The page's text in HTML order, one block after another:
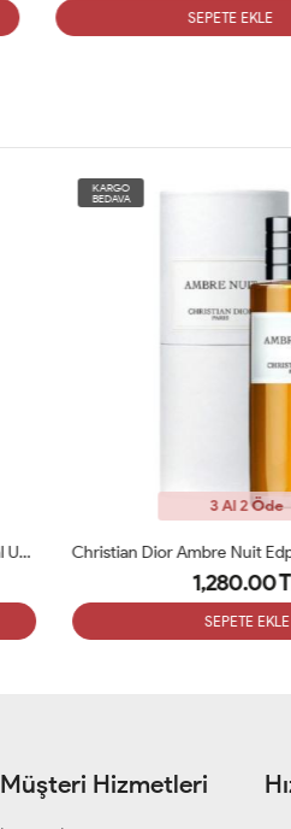
SEPETE EKLE
Matiere Premiere Vanilla Powder Edp100ml Unisex Parfüm ARC
KARGO
BEDAVA
3 Al 2 Öde
1,280.00 TL
SEPETE EKLE
Müşteri Hizmetleri